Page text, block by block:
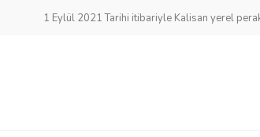
1 Eylül 2021 Tarihi itibariyle Kalisan yerel